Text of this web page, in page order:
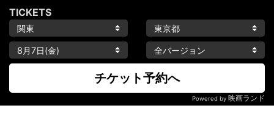
TICKETS
チケット予約へ
Powered by 映画ランド